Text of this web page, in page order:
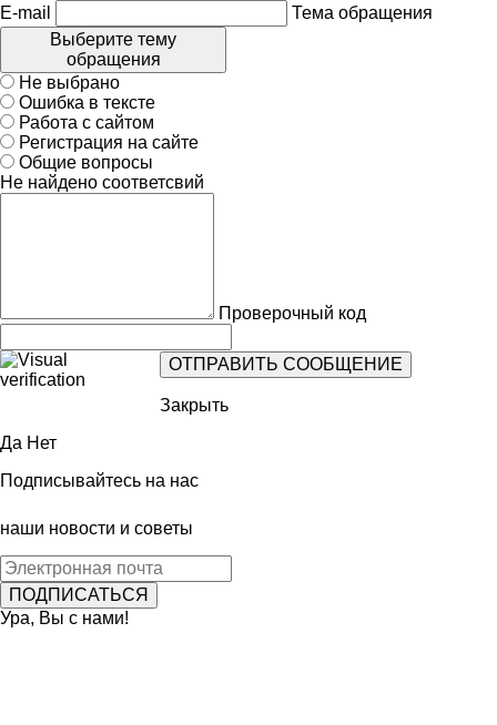
E-mail
Тема обращения
Выберите тему
обращения
Не выбрано
Ошибка в тексте
Работа с сайтом
Регистрация на сайте
Общие вопросы
Не найдено соответсвий
Проверочный код
Закрыть
Да Нет
Подписывайтесь на нас
наши новости и советы
Ура, Вы с нами!